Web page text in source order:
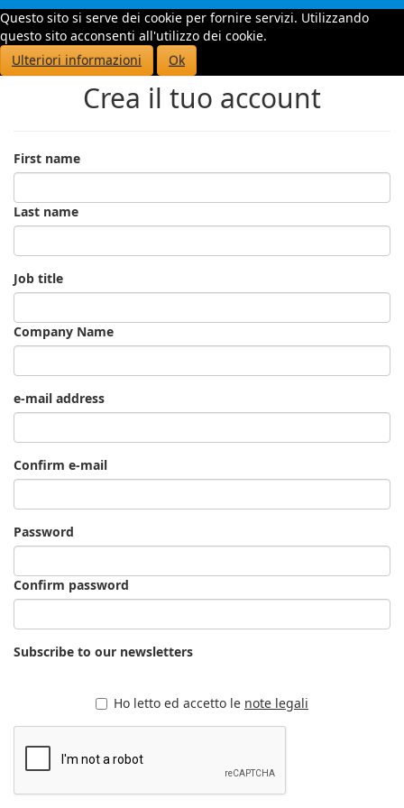
Questo sito si serve dei cookie per fornire servizi. Utilizzando
questo sito acconsenti all'utilizzo dei cookie.
Ulteriori informazioni
Ok
Toggle
Crea il tuo account
First name
Last name
Job title
Company Name
e-mail address
Confirm e-mail
Password
Confirm password
Subscribe to our newsletters
Ho letto ed accetto le note legali